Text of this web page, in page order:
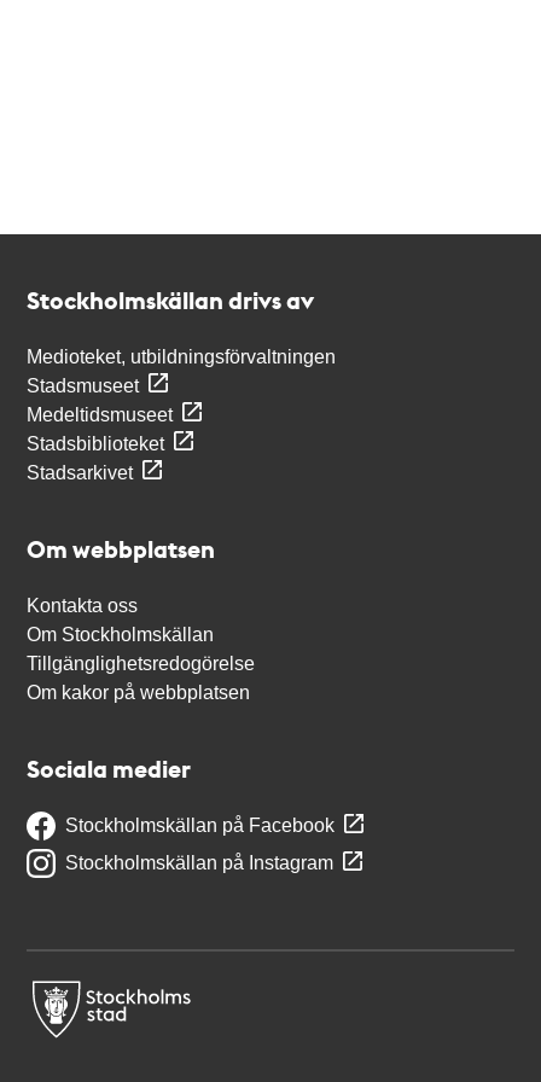
Stockholmskällan drivs av
Medioteket, utbildningsförvaltningen
Stadsmuseet
Medeltidsmuseet
Stadsbiblioteket
Stadsarkivet
Om webbplatsen
Kontakta oss
Om Stockholmskällan
Tillgänglighetsredogörelse
Om kakor på webbplatsen
Sociala medier
Stockholmskällan på Facebook
Stockholmskällan på Instagram